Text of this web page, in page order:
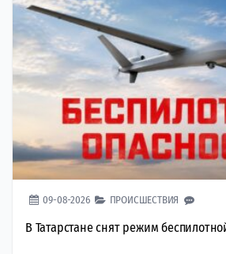
09-08-2026 ПРОИСШЕСТВИЯ
В Татарстане снят режим